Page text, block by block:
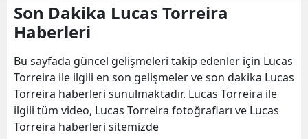
Son Dakika Lucas Torreira
Haberleri
Bu sayfada güncel gelişmeleri takip edenler için Lucas
Torreira ile ilgili en son gelişmeler ve son dakika Lucas
Torreira haberleri sunulmaktadır. Lucas Torreira ile
ilgili tüm video, Lucas Torreira fotoğrafları ve Lucas
Torreira haberleri sitemizde